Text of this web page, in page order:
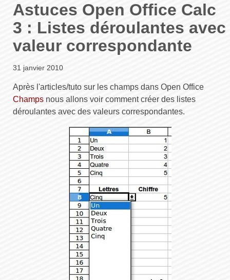
Astuces Open Office Calc
3 : Listes déroulantes avec
valeur correspondante
31 janvier 2010
Après l'articles/tuto sur les champs dans Open Office
Champs nous allons voir comment créer des listes
déroulantes avec des valeurs correspondantes.